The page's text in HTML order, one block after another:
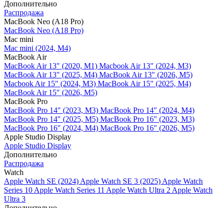
Дополнительно
Распродажа
MacBook Neo (A18 Pro)
MacBook Neo (A18 Pro)
Mac mini
Mac mini (2024, M4)
MacBook Air
MacBook Air 13" (2020, M1) Macbook Air 13" (2024, M3)
MacBook Air 13" (2025, M4) MacBook Air 13″ (2026, M5)
Macbook Air 15" (2024, M3) MacBook Air 15" (2025, M4)
MacBook Air 15″ (2026, M5)
MacBook Pro
MacBook Pro 14" (2023, M3) MacBook Pro 14″ (2024, M4)
MacBook Pro 14″ (2025, M5) MacBook Pro 16" (2023, M3)
MacBook Pro 16″ (2024, M4) MacBook Pro 16" (2026, M5)
Apple Studio Display
Apple Studio Display
Дополнительно
Распродажа
Watch
Apple Watch SE (2024) Apple Watch SE 3 (2025) Apple Watch
Series 10 Apple Watch Series 11 Apple Watch Ultra 2 Apple Watch
Ultra 3